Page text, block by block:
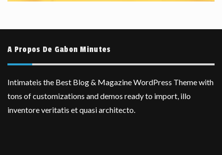
A Propos De Gabon Minutes
Intimateis the Best Blog & Magazine WordPress Theme with
tons of customizations and demos ready to import, illo
inventore veritatis et quasi architecto.